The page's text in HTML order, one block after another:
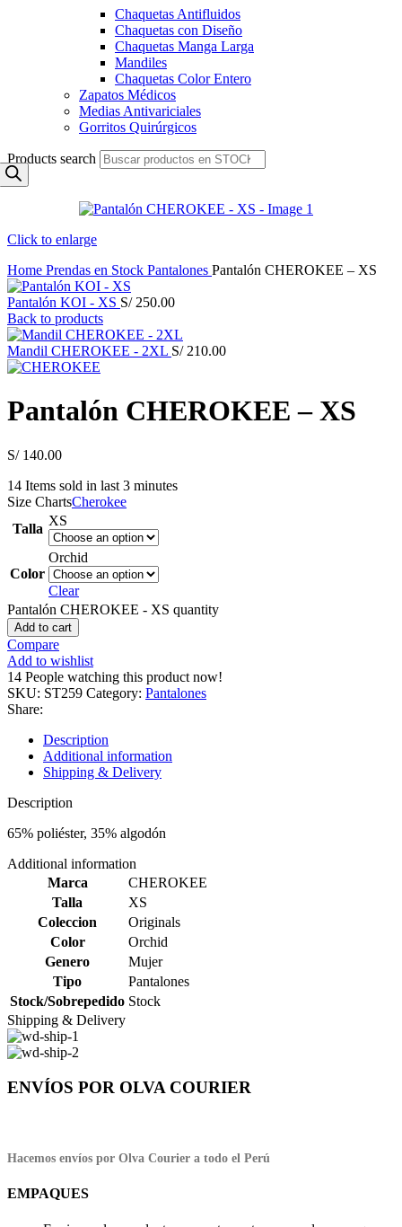
Chaquetas Antifluidos
Chaquetas con Diseño
Chaquetas Manga Larga
Mandiles
Chaquetas Color Entero
Zapatos Médicos
Medias Antivariciales
Gorritos Quirúrgicos
Products search
Click to enlarge
Home Prendas en Stock Pantalones Pantalón CHEROKEE – XS
Pantalón KOI - XS S/250.00
Back to products
Mandil CHEROKEE - 2XL S/210.00
Pantalón CHEROKEE – XS
S/140.00
14 Items sold in last 3 minutes
Size ChartsCherokee
Talla
XS
Color
Orchid
Clear
Pantalón CHEROKEE - XS quantity
Add to cart
Compare
Add to wishlist
14 People watching this product now!
SKU: ST259 Category: Pantalones
Share:
Description
Additional information
Shipping & Delivery
Description
65% poliéster, 35% algodón
Additional information
Marca
CHEROKEE
Talla
XS
Coleccion
Originals
Color
Orchid
Genero
Mujer
Tipo
Pantalones
Stock/Sobrepedido Stock
Shipping & Delivery
ENVÍOS POR OLVA COURIER
Hacemos envíos por Olva Courier a todo el Perú
EMPAQUES